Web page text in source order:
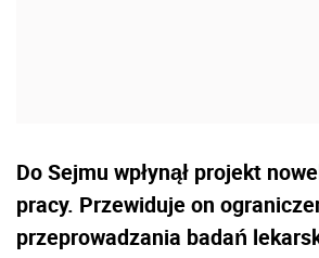
Do Sejmu wpłynął projekt
pracy. Przewiduje on
przeprowadzania badań